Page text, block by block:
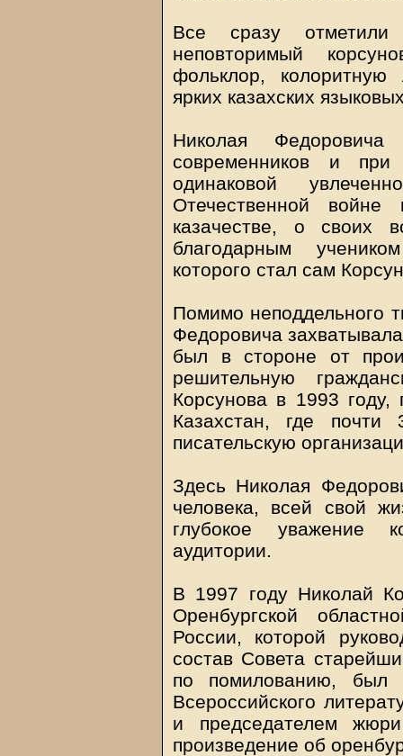
Все сразу отметили
неповторимый
фольклор, колоритную
ярких казахских
Николая Федоровича
современников и
одинаковой
Отечественной
казачестве, о своих
благодарным
которого стал сам
Помимо неподдельного
Федоровича
был в стороне от
решительную
Корсунова в 1993 году,
Казахстан, где почти
писательскую
Здесь Николая
человека, всей свой
глубокое уважение
аудитории.
В 1997 году Николай
Оренбургской
России, которой
состав Совета
по помилованию, был
Всероссийского
и председателем
произведение об